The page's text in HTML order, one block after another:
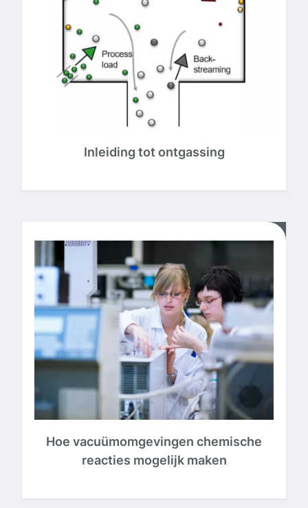
Inleiding tot ontgassing
Hoe vacuümomgevingen chemische
reacties mogelijk maken